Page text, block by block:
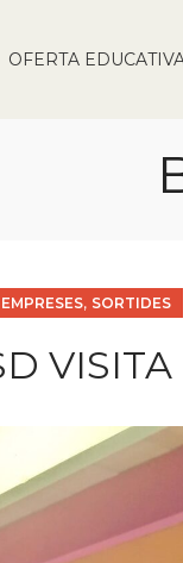
OFERTA
EMPRESES, SORTIDES